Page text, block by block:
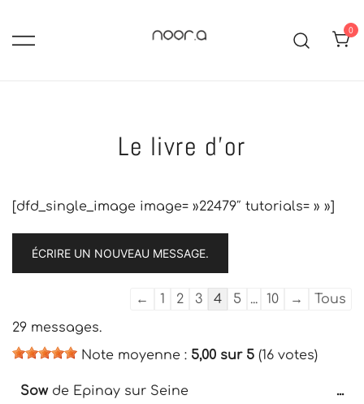
tendance et élégance
0
Le livre d’or
[dfd_single_image image= »22479″ tutorials= » »]
Navigation
liste
du
← 1 2 3 4 5 ... 10 →
Tous
29 messages.
Note moyenne : 5,00 sur 5 (16 votes)
Sow de Epinay sur Seine
...